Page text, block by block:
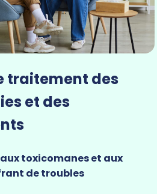
traitement des
et des
toxicomanes et aux
de troubles